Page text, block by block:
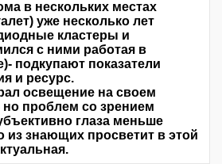
в нескольких местах
уже несколько лет
кластеры и
с ними работая в
подкупают показатели
и ресурс.
освещение на своем
проблем со зрением
глаза меньше
из знающих просветит в этой